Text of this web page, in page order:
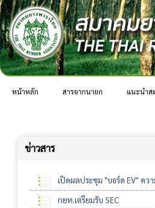
หน้าหลัก สารจากนายก แนะนำส
ข่าวสาร
เปิดผลประชุม "บอร์ด EV" คว
กยท.เตรียมรับ SEC